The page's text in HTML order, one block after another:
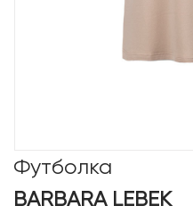
Футболка
BARBARA LEBEK